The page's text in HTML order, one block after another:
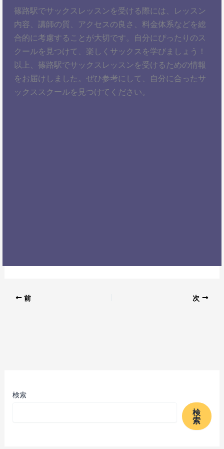
篠路駅でサックスレッスンを受ける際には、レッスン
内容、講師の質、アクセスの良さ、料金体系などを総
合的に考慮することが大切です。自分にぴったりのス
クールを見つけて、楽しくサックスを学びましょう！
以上、篠路駅でサックスレッスンを受けるための情報
をお届けしました。ぜひ参考にして、自分に合ったサ
ックススクールを見つけてください。
前 次
検索
検
索